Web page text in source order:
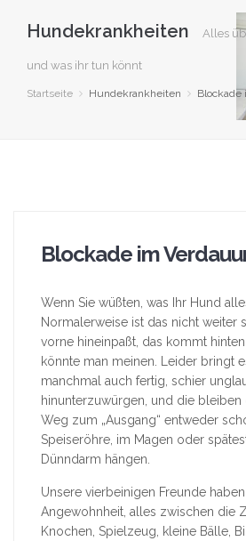
Hundekrankheiten Alles
und was ihr tun könnt
Startseite Hundekrankheiten Blockade
Blockade im
Wenn Sie wüßten, was Ihr Hund
Normalerweise ist das nicht weiter
vorne hineinpaßt, das kommt
könnte man meinen. Leider bringt
manchmal auch fertig, schier
hinunterzuwürgen, und die bleiben
Weg zum „Ausgang“ entweder
Speiseröhre, im Magen oder
Dünndarm hängen.
Unsere vierbeinigen Freunde
Angewohnheit, alles zwischen die
Knochen, Spielzeug, kleine Bälle,